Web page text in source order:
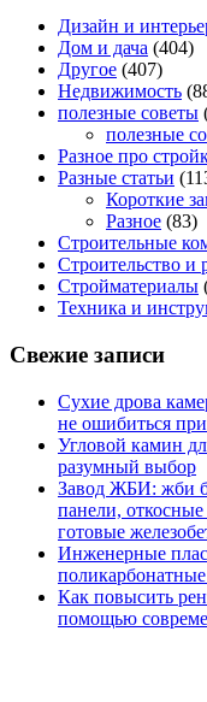
Дизайн и
Дом и дача (404)
Другое (407)
Недвижимость
полезные советы
полезные
Разное про
Разные статьи
Короткие
Разное (83)
Строительные
Строительство и
Стройматериалы
Техника и
Свежие записи
Сухие дрова
не ошибиться
Угловой камин
разумный выбор
Завод ЖБИ: жби
панели,
готовые
Инженерные
Как повысить
помощью